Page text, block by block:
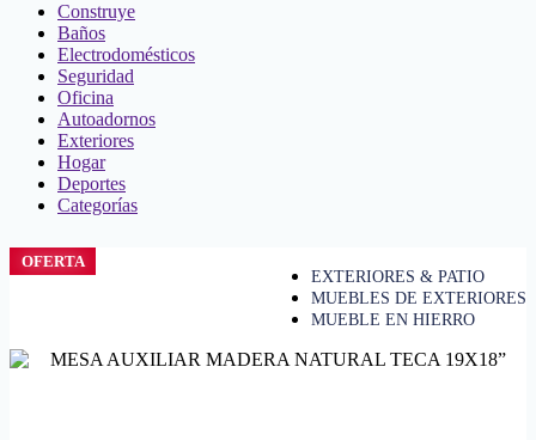
Construye
Baños
Electrodomésticos
Seguridad
Oficina
Autoadornos
Exteriores
Hogar
Deportes
Categorías
EXTERIORES & PATIO
MUEBLES DE EXTERIORES
MUEBLE EN HIERRO
OFERTA